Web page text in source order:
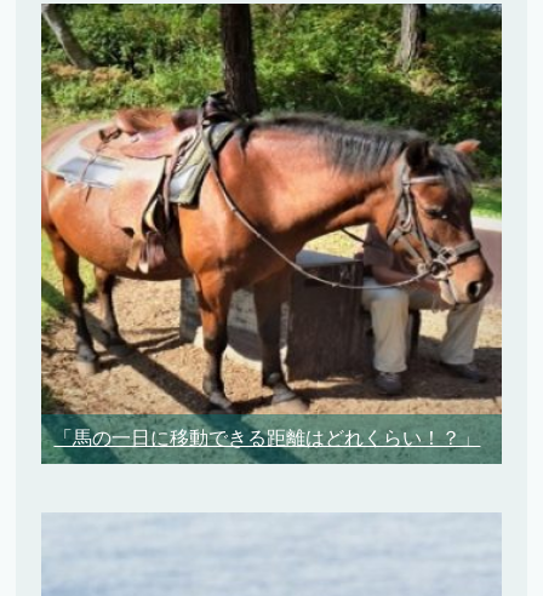
「馬の一日に移動できる距離はどれくらい！？」